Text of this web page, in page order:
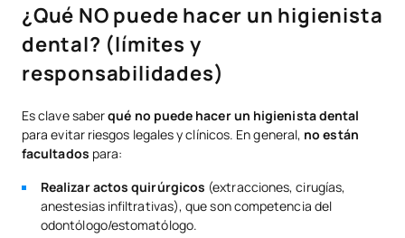
¿Qué NO puede hacer un higienista
dental? (límites y
responsabilidades)
Es clave saberqué no puede hacer un higienista dental
para evitar riesgos legales y clínicos. En general, no están
facultados para:
Realizar actos quirúrgicos (extracciones, cirugías,
anestesias infiltrativas), que son competencia del
odontólogo/estomatólogo.